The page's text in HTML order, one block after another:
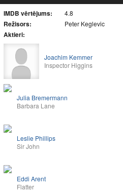
IMDB vērtējums: 4.8
Režisors: Peter Keglevic
Aktieri:
Joachim Kemmer
Inspector Higgins
Julia Bremermann
Barbara Lane
Leslie Phillips
Sir John
Eddi Arent
Flatter